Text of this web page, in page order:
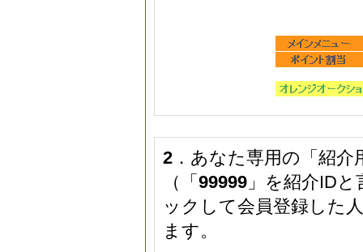
2 ．あなた専用の「紹
（「 99999 」を紹介ID
ックして会員登録した
ます。